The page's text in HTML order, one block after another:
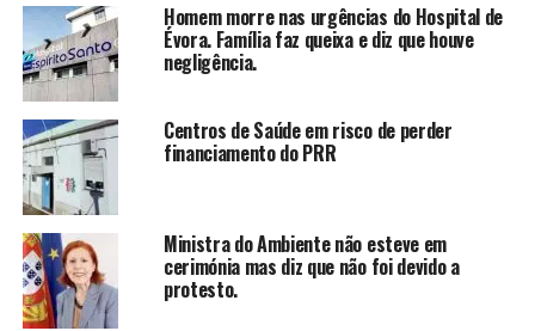
Homem morre nas urgências do Hospital de
Évora. Família faz queixa e diz que houve
negligência.
Centros de Saúde em risco de perder
financiamento do PRR
Ministra do Ambiente não esteve em
cerimónia mas diz que não foi devido a
protesto.